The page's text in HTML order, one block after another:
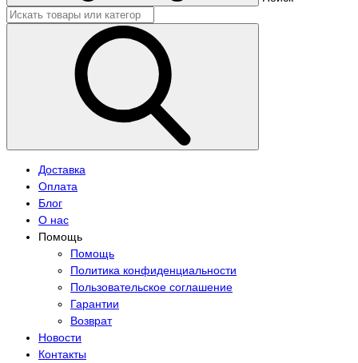
Доставка
Оплата
Блог
О нас
Помощь
Помощь
Политика конфиденциальности
Пользовательское соглашение
Гарантии
Возврат
Новости
Контакты